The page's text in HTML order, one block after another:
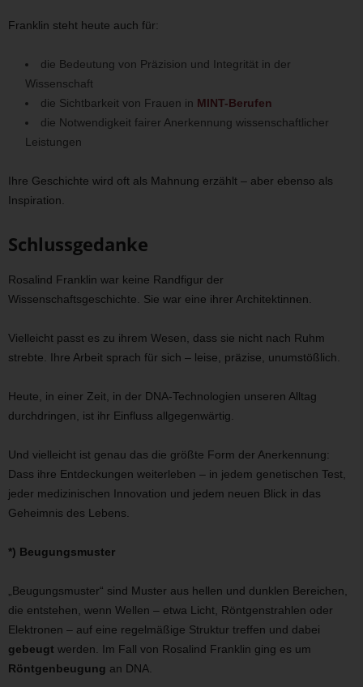
Franklin steht heute auch für:
die Bedeutung von Präzision und Integrität in der
Wissenschaft
die Sichtbarkeit von Frauen in MINT-Berufen
die Notwendigkeit fairer Anerkennung wissenschaftlicher
Leistungen
Ihre Geschichte wird oft als Mahnung erzählt – aber ebenso als
Inspiration.
Schlussgedanke
Rosalind Franklin war keine Randfigur der
Wissenschaftsgeschichte. Sie war eine ihrer Architektinnen.
Vielleicht passt es zu ihrem Wesen, dass sie nicht nach Ruhm
strebte. Ihre Arbeit sprach für sich – leise, präzise, unumstößlich.
Heute, in einer Zeit, in der DNA-Technologien unseren Alltag
durchdringen, ist ihr Einfluss allgegenwärtig.
Und vielleicht ist genau das die größte Form der Anerkennung:
Dass ihre Entdeckungen weiterleben – in jedem genetischen Test,
jeder medizinischen Innovation und jedem neuen Blick in das
Geheimnis des Lebens.
*) Beugungsmuster
„Beugungsmuster“ sind Muster aus hellen und dunklen Bereichen,
die entstehen, wenn Wellen – etwa Licht, Röntgenstrahlen oder
Elektronen – auf eine regelmäßige Struktur treffen und dabei
gebeugt werden. Im Fall von Rosalind Franklin ging es um
Röntgenbeugung an DNA.